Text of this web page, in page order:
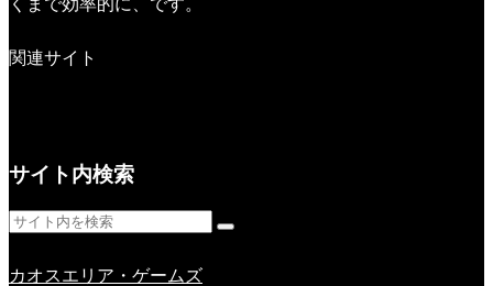
関連サイト
サイト内検索
カオスエリア・ゲームズ